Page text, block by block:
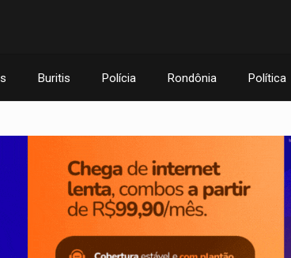
Buritis Polícia Rondônia Política